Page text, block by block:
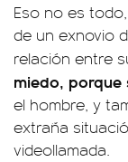
Eso no es
de un exnovio
relación entre
miedo, porque
el hombre, y
extraña
videollamada.